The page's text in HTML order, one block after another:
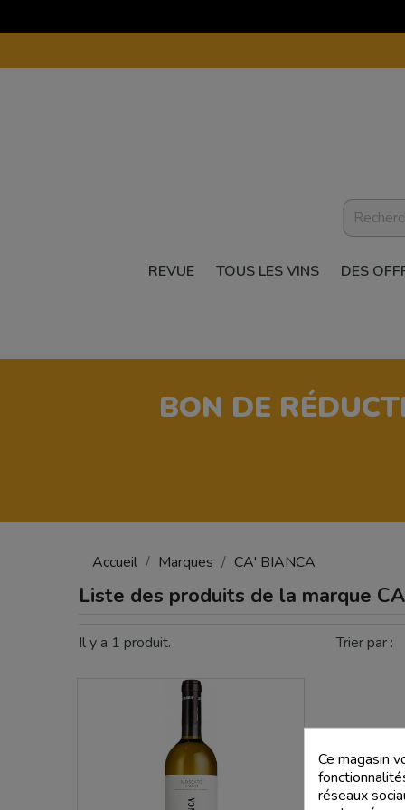
REVUE TOUS LES VINS DES
BON DE
Accueil Marques CA' BIANCA
Liste des produits de la marque
Il y a 1 produit. Trier par :
Ce magasin
réseaux